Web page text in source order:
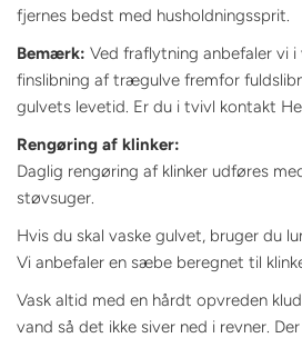
fjernes bedst med husholdningssprit.
Bemærk: Ved fraflytning anbefaler vi
finslibning af trægulve fremfor
gulvets levetid. Er du i tvivl kontakt
Rengøring af klinker:
Daglig rengøring af klinker udføres
støvsuger.
Hvis du skal vaske gulvet, bruger du
Vi anbefaler en sæbe beregnet til
Vask altid med en hårdt opvreden
vand så det ikke siver ned i revner.